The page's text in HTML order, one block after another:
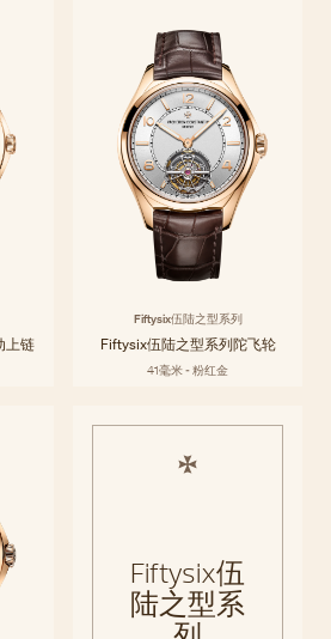
陆之型系列
20世纪中叶的一枚标志性表款，巧妙融合现
，尽显都市风范。简洁线条搭配多种精妙复杂
如。
上链
Fiftysix伍陆之型系列
Fiftysix伍陆之型系列陀飞轮
41毫米 - 粉红金
Fiftysix伍
陆之型系